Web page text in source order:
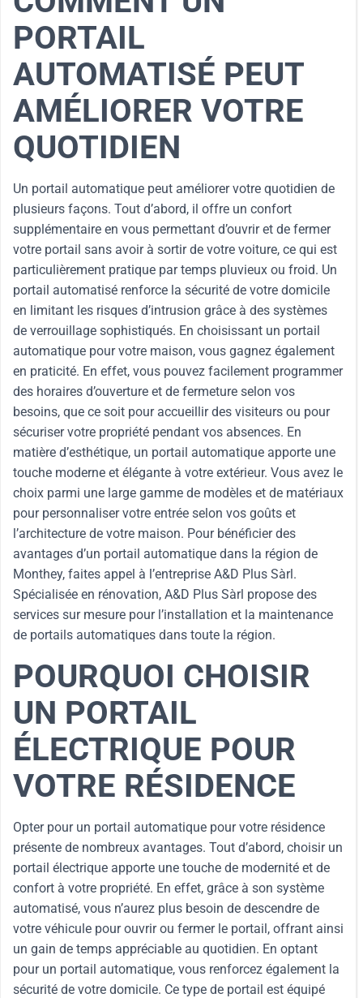
PORTAIL
AUTOMATISÉ PEUT
AMÉLIORER VOTRE
QUOTIDIEN
Un portail automatique peut améliorer votre quotidien de
plusieurs façons. Tout d’abord, il offre un confort
supplémentaire en vous permettant d’ouvrir et de fermer
votre portail sans avoir à sortir de votre voiture, ce qui est
particulièrement pratique par temps pluvieux ou froid. Un
portail automatisé renforce la sécurité de votre domicile
en limitant les risques d’intrusion grâce à des systèmes
de verrouillage sophistiqués. En choisissant un portail
automatique pour votre maison, vous gagnez également
en praticité. En effet, vous pouvez facilement programmer
des horaires d’ouverture et de fermeture selon vos
besoins, que ce soit pour accueillir des visiteurs ou pour
sécuriser votre propriété pendant vos absences. En
matière d’esthétique, un portail automatique apporte une
touche moderne et élégante à votre extérieur. Vous avez le
choix parmi une large gamme de modèles et de matériaux
pour personnaliser votre entrée selon vos goûts et
l’architecture de votre maison. Pour bénéficier des
avantages d’un portail automatique dans la région de
Monthey, faites appel à l’entreprise A&D Plus Sàrl.
Spécialisée en rénovation, A&D Plus Sàrl propose des
services sur mesure pour l’installation et la maintenance
de portails automatiques dans toute la région.
POURQUOI CHOISIR
UN PORTAIL
ÉLECTRIQUE POUR
VOTRE RÉSIDENCE
Opter pour un portail automatique pour votre résidence
présente de nombreux avantages. Tout d’abord, choisir un
portail électrique apporte une touche de modernité et de
confort à votre propriété. En effet, grâce à son système
automatisé, vous n’aurez plus besoin de descendre de
votre véhicule pour ouvrir ou fermer le portail, offrant ainsi
un gain de temps appréciable au quotidien. En optant
pour un portail automatique, vous renforcez également la
sécurité de votre domicile. Ce type de portail est équipé